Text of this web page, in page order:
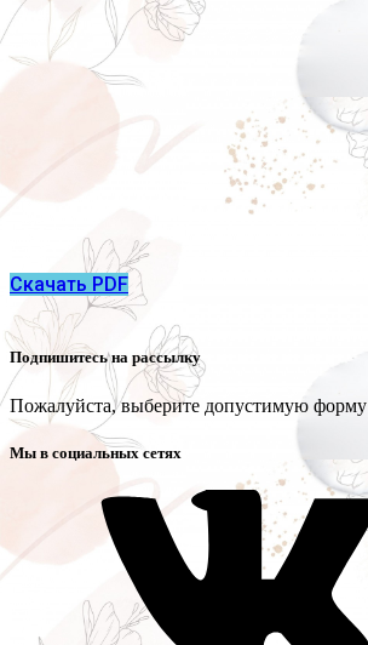
Скачать PDF
Подпишитесь на рассылку
Пожалуйста, выберите допустимую форму
Мы в социальных сетях